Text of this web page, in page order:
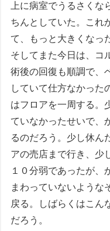
上に病室でうるさくな
ちんとしていた。これ
て、もっと大きくなっ
そしてまた今日は、コ
術後の回復も順調で、
していて仕方なかった
はフロアを一周する。
ていなかったせいで、
るのだろう。少し休ん
アの売店まで行き、少
１０分弱であったが、
まわっていないような
戻る。しばらくはこん
だろう。